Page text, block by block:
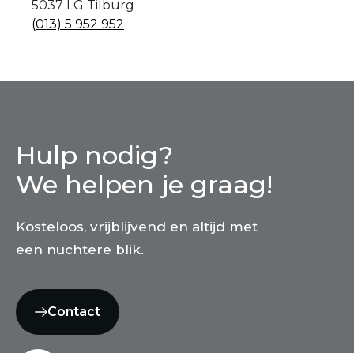
5037 LG Tilburg
(013) 5 952 952
Hulp nodig?
We helpen je graag!
Kosteloos, vrijblijvend en altijd met
een nuchtere blik.
Contact